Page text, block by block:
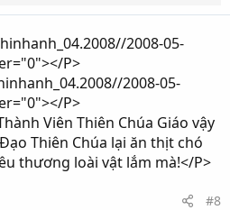
2008-05-
P>
2008-05-
P>
Viên Thiên Chúa Giáo vậy
Thiên Chúa lại ăn thịt chó
thương loài vật lắm mà!</P>
#8